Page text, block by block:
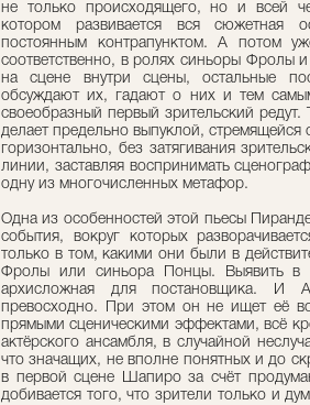
не только происходящего, но и всей
котором развивается вся сюжетная
постоянным контрапунктом. А потом
соответственно, в ролях синьоры Фролы
на сцене внутри сцены, остальные
обсуждают их, гадают о них и тем
своеобразный первый зрительский
делает предельно выпуклой, стремящейся
горизонтально, без затягивания
линии, заставляя воспринимать
одну из многочисленных метафор.
Одна из особенностей этой пьесы
события, вокруг которых
только в том, какими они были в
Фролы или синьора Понцы. Выявить в
архисложная для постановщика. И
превосходно. При этом он не ищет её
прямыми сценическими эффектами, всё
актёрского ансамбля, в случайной
что значащих, не вполне понятных и до
в первой сцене Шапиро за счёт
добивается того, что зрители только и